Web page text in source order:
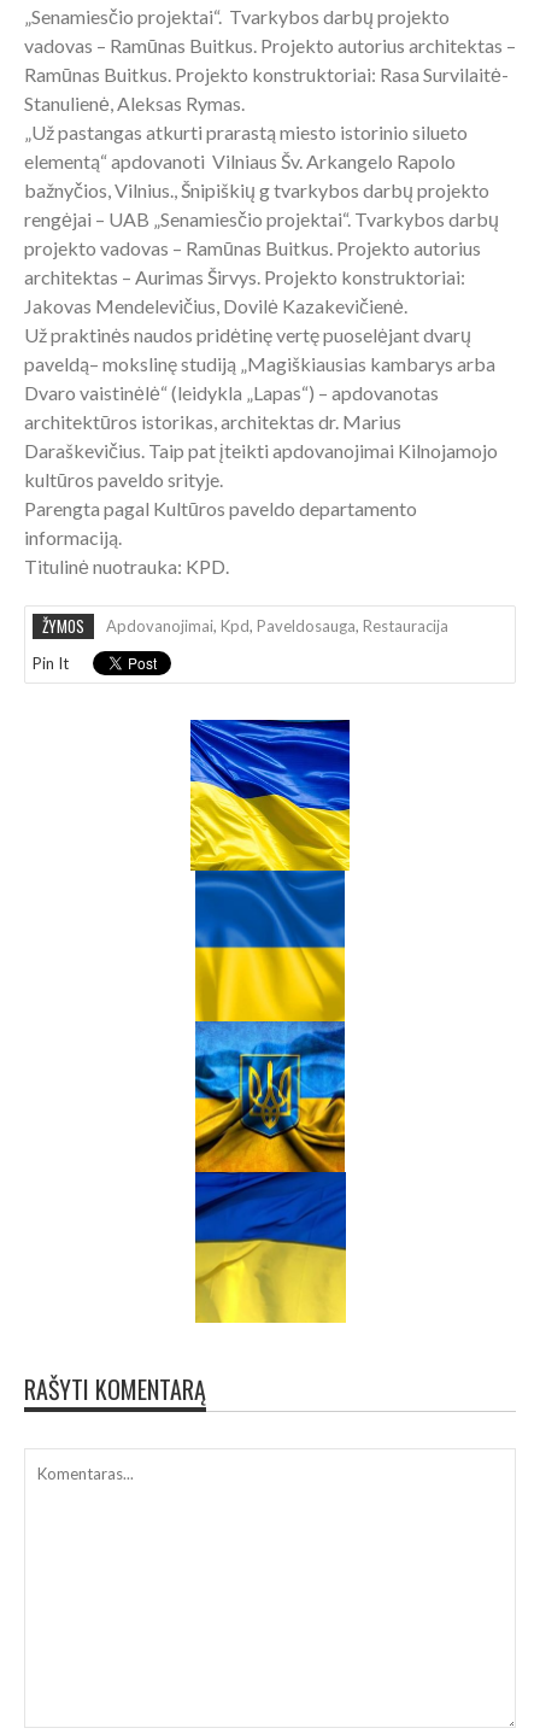
„Senamiesčio projektai“. Tvarkybos darbų projekto
vadovas – Ramūnas Buitkus. Projekto autorius architektas –
Ramūnas Buitkus. Projekto konstruktoriai: Rasa Survilaitė-
Stanulienė, Aleksas Rymas.
„Už pastangas atkurti prarastą miesto istorinio silueto
elementą“ apdovanoti Vilniaus Šv. Arkangelo Rapolo
bažnyčios, Vilnius., Šnipiškių g tvarkybos darbų projekto
rengėjai – UAB „Senamiesčio projektai“. Tvarkybos darbų
projekto vadovas – Ramūnas Buitkus. Projekto autorius
architektas – Aurimas Širvys. Projekto konstruktoriai:
Jakovas Mendelevičius, Dovilė Kazakevičienė.
Už praktinės naudos pridėtinę vertę puoselėjant dvarų
paveldą– mokslinę studiją „Magiškiausias kambarys arba
Dvaro vaistinėlė“ (leidykla „Lapas“) – apdovanotas
architektūros istorikas, architektas dr. Marius
Daraškevičius. Taip pat įteikti apdovanojimai Kilnojamojo
kultūros paveldo srityje.
Parengta pagal Kultūros paveldo departamento
informaciją.
Titulinė nuotrauka: KPD.
ŽYMOS Apdovanojimai, Kpd, Paveldosauga, Restauracija
Pin It
RAŠYTI KOMENTARĄ